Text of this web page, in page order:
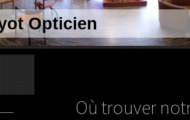
Opticien
Où trouver